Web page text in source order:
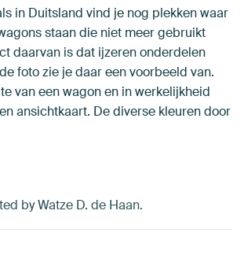
in Duitsland vind je nog plekken waar
staan die niet meer gebruikt
daarvan is dat ijzeren onderdelen
foto zie je daar een voorbeeld van.
van een wagon en in werkelijkheid
ansichtkaart. De diverse kleuren door
by Watze D. de Haan.